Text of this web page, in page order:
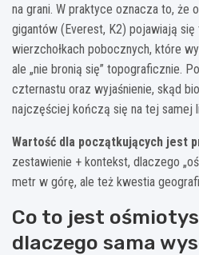
na grani. W praktyce oznacza to, że
gigantów (Everest, K2) pojawiają
wierzchołkach pobocznych, które
ale „nie bronią się” topograficznie.
czternastu oraz wyjaśnienie, skąd
najczęściej kończą się na tej samej
Wartość dla początkujących jest
zestawienie + kontekst, dlaczego
metr w górę, ale też kwestia
Co to jest
dlaczego sama